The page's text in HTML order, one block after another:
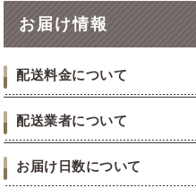
お届け情報
配送料金について
配送業者について
お届け日数について